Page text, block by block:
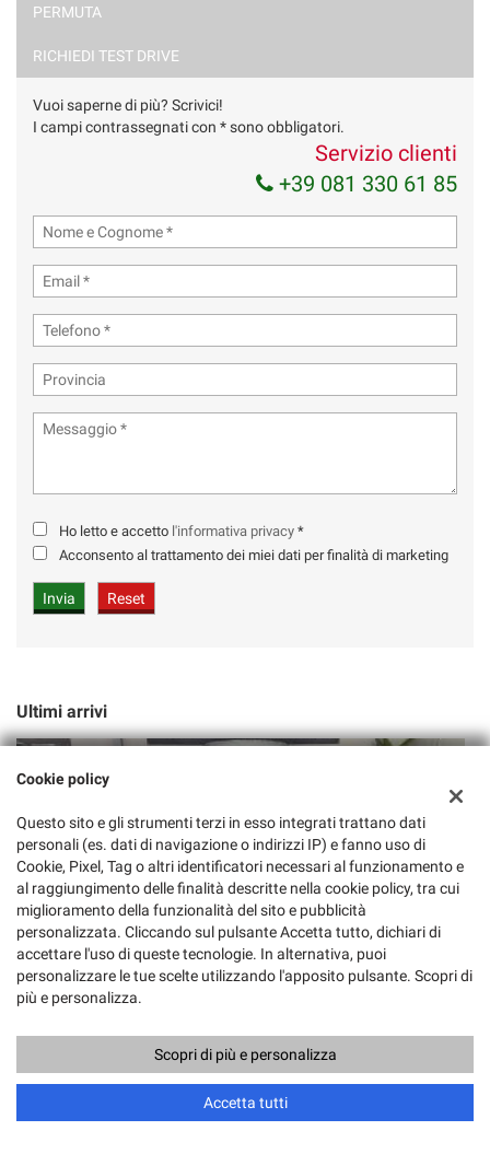
PERMUTA
RICHIEDI TEST DRIVE
Vuoi saperne di più? Scrivici!
I campi contrassegnati con * sono obbligatori.
Servizio clienti
+39 081 330 61 85
Ho letto e accetto l'informativa privacy *
Acconsento al trattamento dei miei dati per finalità di marketing
Ultimi arrivi
€ 13.000
RENAULT
Espace dCi 160CV EDC Energy Initiale Paris 4Control full
Cookie policy
Questo sito e gli strumenti terzi in esso integrati trattano dati
personali (es. dati di navigazione o indirizzi IP) e fanno uso di
Cookie, Pixel, Tag o altri identificatori necessari al funzionamento e
al raggiungimento delle finalità descritte nella cookie policy, tra cui
miglioramento della funzionalità del sito e pubblicità
personalizzata. Cliccando sul pulsante Accetta tutto, dichiari di
accettare l'uso di queste tecnologie. In alternativa, puoi
personalizzare le tue scelte utilizzando l'apposito pulsante. Scopri di
più e personalizza.
Scopri di più e personalizza
Accetta tutti